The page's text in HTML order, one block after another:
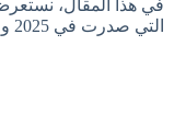
في هذا المقال،
التي صدرت في 2025 وميزت مكتباتنا.